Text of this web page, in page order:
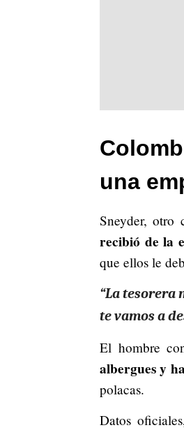
una
Sneyder, otro
recibió de la
que ellos le
“La tesorera
te vamos a
El hombre
albergues y
polacas.
Datos